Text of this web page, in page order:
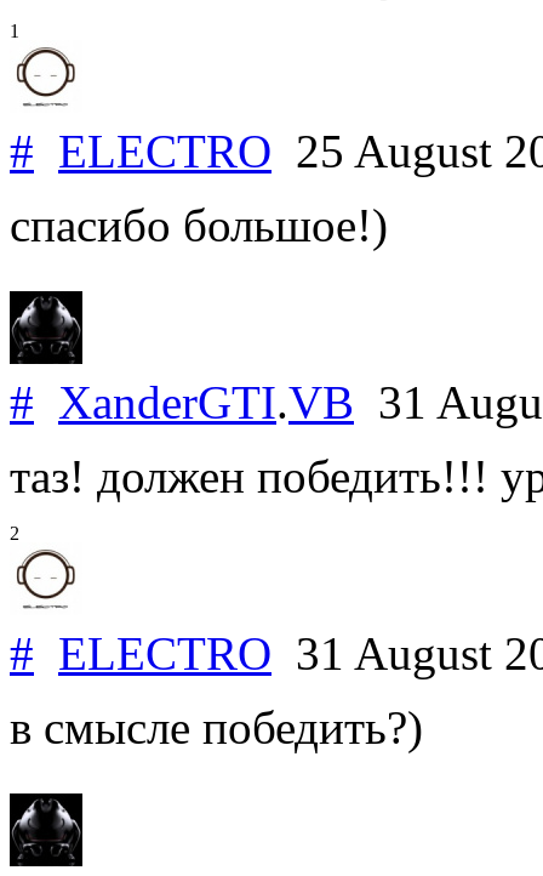
1
# ELECTRO 25 August
спасибо большое!)
# XanderGTI.VB 31
таз! должен победить!!!
2
# ELECTRO 31 August
в смысле победить?)